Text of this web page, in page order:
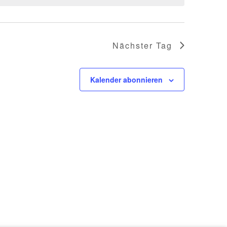
Nächster Tag
Kalender abonnieren